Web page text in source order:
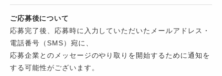
ご応募後について
応募完了後、応募時に入力していただいたメールアドレス・
電話番号（SMS）宛に、
応募企業とのメッセージのやり取りを開始するために通知を
する可能性がございます。